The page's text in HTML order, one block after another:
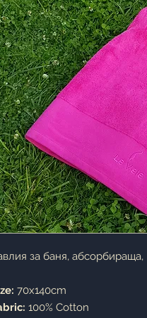
за баня,
70x140cm
100% Cotton